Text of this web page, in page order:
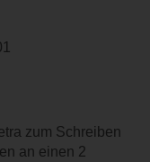
zum Schreiben
an einen 2